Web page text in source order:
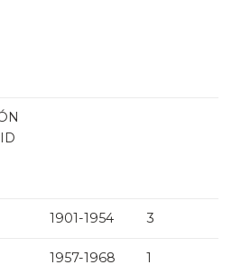
1901-1954 3
1957-1968 1